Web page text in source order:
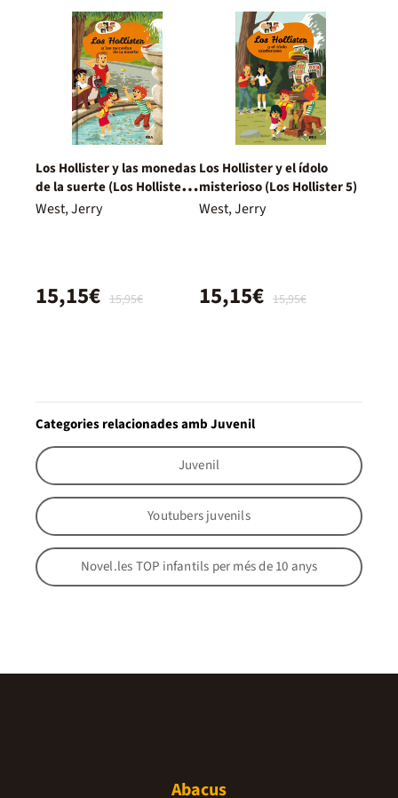
Los Hollister y las monedas
de la suerte (Los Hollister
4)
West, Jerry
15,95€
15,15€
Los Hollister y el ídolo
misterioso (Los Hollister 5)
West, Jerry
15,95€
15,15€
Categories relacionades amb Juvenil
Juvenil
Youtubers juvenils
Novel.les TOP infantils per més de 10 anys
Abacus